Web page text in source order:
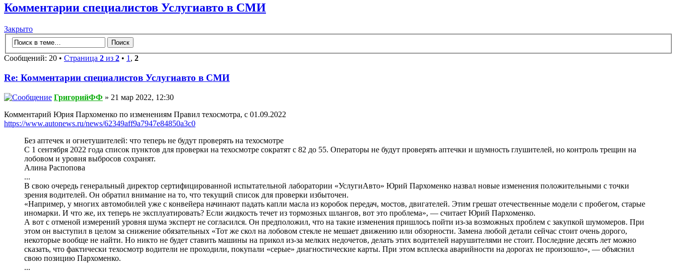
Комментарии специалистов Услугиавто в СМИ
Закрыто
Сообщений: 20 • Страница 2 из 2 • 1 , 2
Re: Комментарии специалистов Услугиавто в СМИ
ГригорийФФ » 21 мар 2022, 12:30
Комментарий Юрия Пархоменко по изменениям Правил техосмотра, с 01.09.2022
https://www.autonews.ru/news/62349aff9a7947e84850a3c0
Без аптечек и огнетушителей: что теперь не будут проверять на техосмотре
С 1 сентября 2022 года список пунктов для проверки на техосмотре сократят с 82 до 55. Операторы не будут проверять аптечки и шумность глушителей, но контроль трещин на
лобовом и уровня выбросов сохранят.
Алина Распопова
...
В свою очередь генеральный директор сертифицированной испытательной лаборатории «УслугиАвто» Юрий Пархоменко назвал новые изменения положительными с точки
зрения водителей. Он обратил внимание на то, что текущий список для проверки избыточен.
«Например, у многих автомобилей уже с конвейера начинают падать капли масла из коробок передач, мостов, двигателей. Этим грешат отечественные модели с пробегом, старые
иномарки. И что же, их теперь не эксплуатировать? Если жидкость течет из тормозных шлангов, вот это проблема», — считает Юрий Пархоменко.
А вот с отменой измерений уровня шума эксперт не согласился. Он предположил, что на такие изменения пришлось пойти из-за возможных проблем с закупкой шумомеров. При
этом он выступил в целом за снижение обязательных «Тот же скол на лобовом стекле не мешает движению или обзорности. Замена любой детали сейчас стоит очень дорого,
некоторые вообще не найти. Но никто не будет ставить машины на прикол из-за мелких недочетов, делать этих водителей нарушителями не стоит. Последние десять лет можно
сказать, что фактически техосмотр водители не проходили, покупали «серые» диагностические карты. При этом всплеска аварийности на дорогах не произошло», — объяснил
свою позицию Пархоменко.
...